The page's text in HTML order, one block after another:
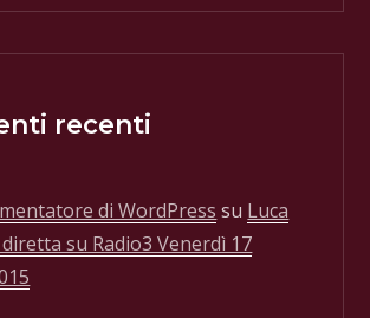
recenti
di WordPress su Luca
su Radio3 Venerdì 17